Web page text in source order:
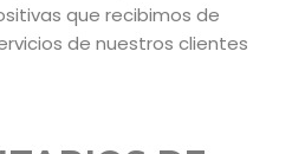
que recibimos de
de nuestros clientes